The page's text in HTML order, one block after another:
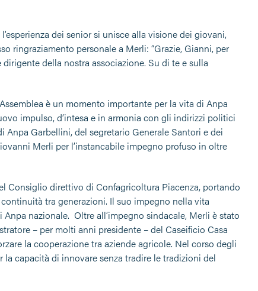
dei senior si unisce alla visione dei giovani,
ringraziamento personale a Merli: “Grazie, Gianni, per
della nostra associazione. Su di te e sulla
è un momento importante per la vita di Anpa
impulso, d’intesa e in armonia con gli indirizzi politici
Garbellini, del segretario Generale Santori e dei
Merli per l’instancabile impegno profuso in oltre
Consiglio direttivo di Confagricoltura Piacenza, portando
tra generazioni. Il suo impegno nella vita
nazionale. Oltre all’impegno sindacale, Merli è stato
– per molti anni presidente – del Caseificio Casa
la cooperazione tra aziende agricole. Nel corso degli
capacità di innovare senza tradire le tradizioni del